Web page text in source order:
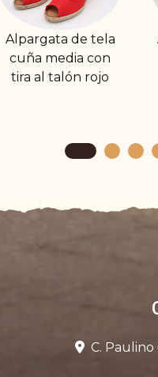
Alpargata de piel
plana sujeta con
tira al talón
C. Paulino